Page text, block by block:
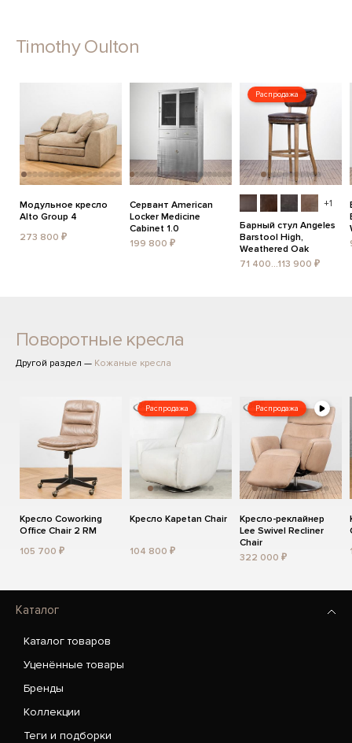
Timothy Oulton
Модульное кресло
Alto Group 4
273 800 ₽
Сервант American
Locker Medicine
Cabinet 1.0
199 800 ₽
Распродажа
+1
Барный стул Angeles
Barstool High,
Weathered Oak
71 400...113 900 ₽
Поворотные кресла
Другой раздел — Кожаные кресла
Кресло Coworking
Office Chair 2 RM
105 700 ₽
Распродажа
Кресло Kapetan Chair
104 800 ₽
Распродажа
Кресло-реклайнер
Lee Swivel Recliner
Chair
322 000 ₽
Каталог
Каталог товаров
Уценённые товары
Бренды
Коллекции
Теги и подборки